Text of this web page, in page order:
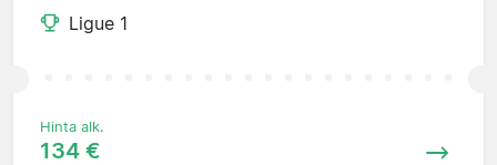
Ligue 1
Hinta alk.
134 €